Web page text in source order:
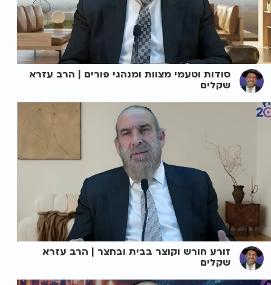
סודות וטעמי מצוות ומנהגי פורים | הרב עזרא
שקלים
זורע חורש וקוצר בבית ובחצר | הרב עזרא
שקלים